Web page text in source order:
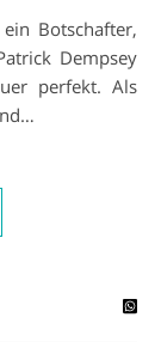
Dempsey
perfekt. Als